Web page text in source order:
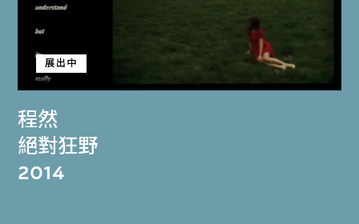
程然
展出中
絕對狂野
2014